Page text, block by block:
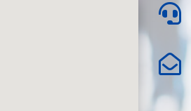

